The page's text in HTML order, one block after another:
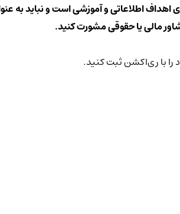
اهداف اطلاعاتی و آموزشی است و نباید
مالی یا حقوقی مشورت کنید.
را با ری‌اکشن ثبت کنید.